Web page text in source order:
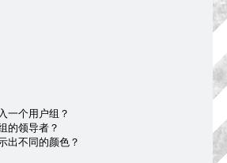
一个用户组？
的领导者？
出不同的颜色？